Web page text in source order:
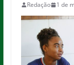
Redação 1 de